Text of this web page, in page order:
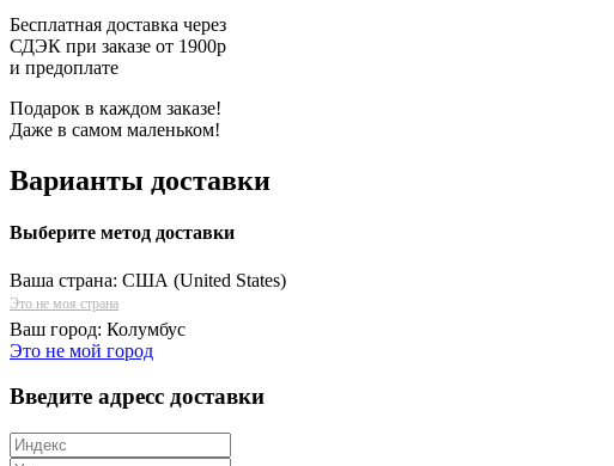
Бесплатная доставка через
СДЭК при заказе от 1900р
и предоплате
Подарок в каждом заказе!
Даже в самом маленьком!
Варианты доставки
Выберите метод доставки
Ваша страна: США (United States)
Это не моя страна
Ваш город: Колумбус
Это не мой город
Введите адресс доставки